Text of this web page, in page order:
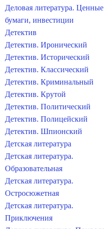
Деловая литература. Ценные
бумаги, инвестиции
Детектив
Детектив. Иронический
Детектив. Исторический
Детектив. Классический
Детектив. Криминальный
Детектив. Крутой
Детектив. Политический
Детектив. Полицейский
Детектив. Шпионский
Детская литература
Детская литература.
Образовательная
Детская литература.
Остросюжетная
Детская литература.
Приключения